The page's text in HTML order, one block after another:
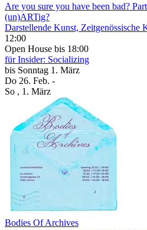
Are you sure you have been bad?
(un)ARTig?
Darstellende Kunst, Zeitgenössische
12:00
Open House bis 18:00
für Insider: Socializing
bis Sonntag 1. März
Do 26. Feb. -
So , 1. März
Bodies Of Archives